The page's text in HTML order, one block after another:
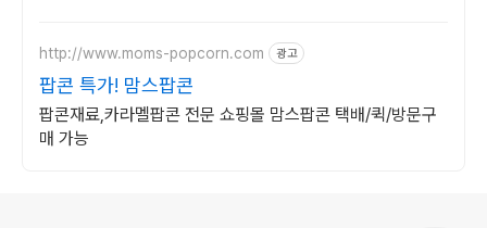
http://www.moms-popcorn.com 광고
팝콘 특가! 맘스팝콘
팝콘재료,카라멜팝콘 전문 쇼핑몰 맘스팝콘 택배/퀵/방문구
매 가능